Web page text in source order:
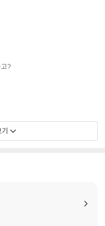
?
서남아시아